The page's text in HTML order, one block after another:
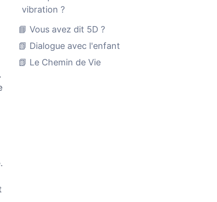
vibration ?
📘 Vous avez dit 5D ?
📗 Dialogue avec l'enfant
📗 Le Chemin de Vie